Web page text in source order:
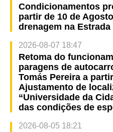
Condicionamentos
partir de 10 de
drenagem na
2026-08-07 18:47
Retoma do
paragens de
Tomás Pereira a
Ajustamento de
“Universidade da
das condições de
2026-08-05 18:21